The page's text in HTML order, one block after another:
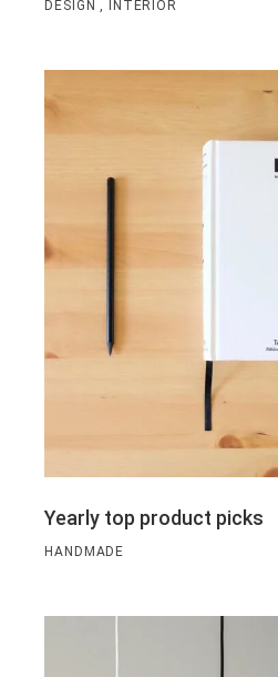
DESIGN INTERIOR
Yearly top product picks
HANDMADE